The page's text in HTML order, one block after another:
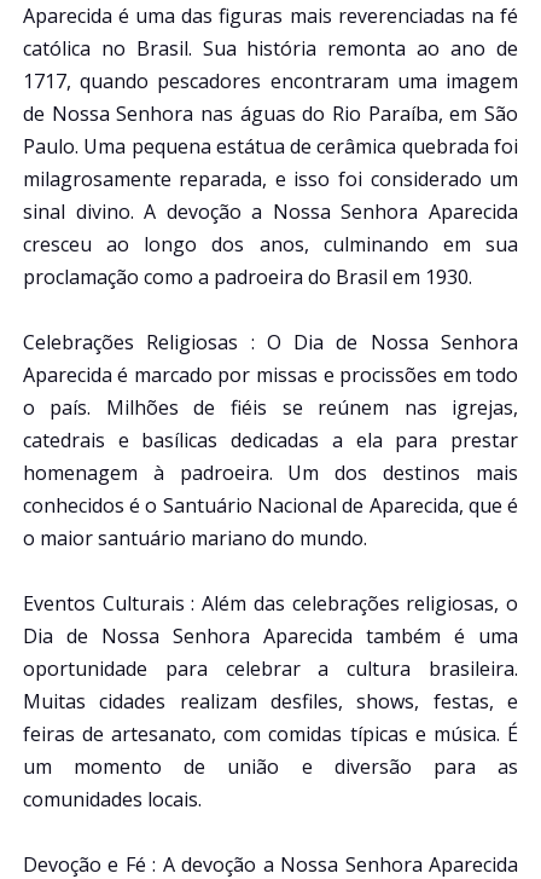
Aparecida é uma das figuras mais reverenciadas na fé
católica no Brasil. Sua história remonta ao ano de
1717, quando pescadores encontraram uma imagem
de Nossa Senhora nas águas do Rio Paraíba, em São
Paulo. Uma pequena estátua de cerâmica quebrada foi
milagrosamente reparada, e isso foi considerado um
sinal divino. A devoção a Nossa Senhora Aparecida
cresceu ao longo dos anos, culminando em sua
proclamação como a padroeira do Brasil em 1930.
Celebrações Religiosas : O Dia de Nossa Senhora
Aparecida é marcado por missas e procissões em todo
o país. Milhões de fiéis se reúnem nas igrejas,
catedrais e basílicas dedicadas a ela para prestar
homenagem à padroeira. Um dos destinos mais
conhecidos é o Santuário Nacional de Aparecida, que é
o maior santuário mariano do mundo.
Eventos Culturais : Além das celebrações religiosas, o
Dia de Nossa Senhora Aparecida também é uma
oportunidade para celebrar a cultura brasileira.
Muitas cidades realizam desfiles, shows, festas, e
feiras de artesanato, com comidas típicas e música. É
um momento de união e diversão para as
comunidades locais.
Devoção e Fé : A devoção a Nossa Senhora Aparecida